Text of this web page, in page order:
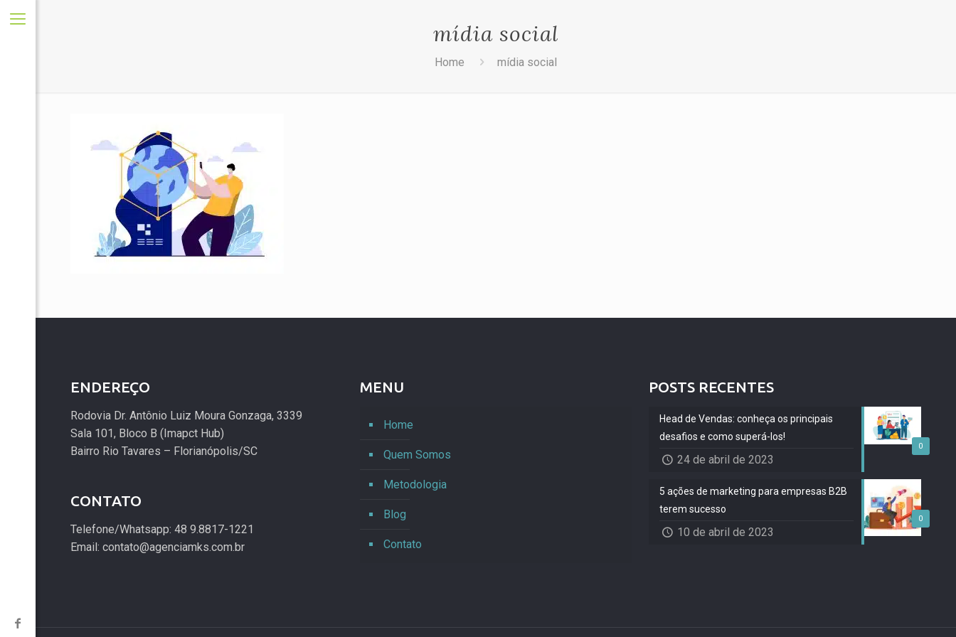
mídia social
Home mídia social
ENDEREÇO
Rodovia Dr. Antônio Luiz Moura Gonzaga, 3339
Sala 101, Bloco B (Imapct Hub)
Bairro Rio Tavares – Florianópolis/SC
CONTATO
Telefone/Whatsapp: 48 9.8817-1221
Email: contato@agenciamks.com.br
MENU
Home
Quem Somos
Metodologia
Blog
Contato
POSTS RECENTES
0
Head de Vendas: conheça os principais
desafios e como superá-los!
24 de abril de 2023
0
5 ações de marketing para empresas B2B
terem sucesso
10 de abril de 2023